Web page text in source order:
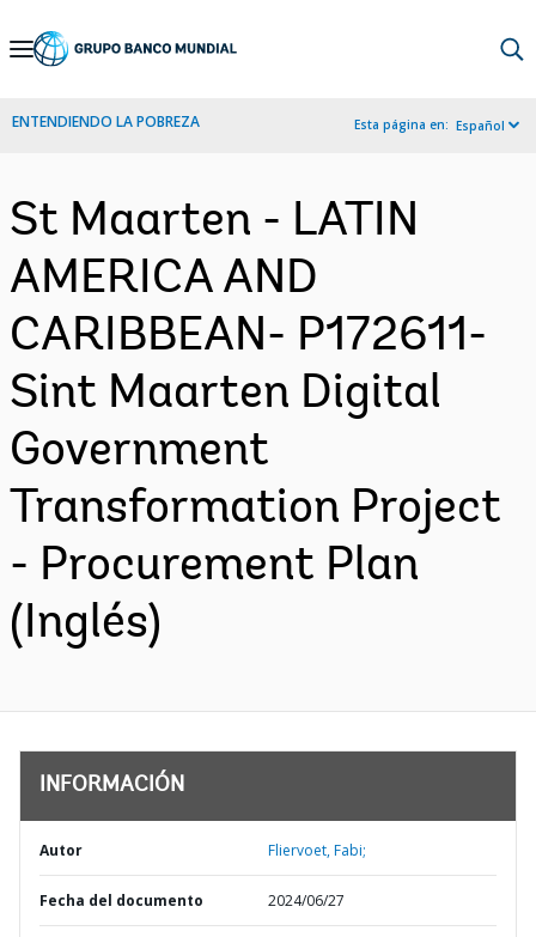
Skip
Navigation
ENTENDIENDO LA POBREZA Esta página en: Español
St Maarten - LATIN
AMERICA AND
CARIBBEAN- P172611-
Sint Maarten Digital
Government
Transformation Project
- Procurement Plan
(Inglés)
INFORMACIÓN
Autor Fliervoet, Fabi;
Fecha del documento 2024/06/27